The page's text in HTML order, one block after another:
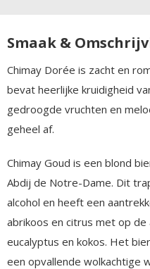
Smaak &
Chimay Dorée is zacht en
bevat heerlijke kruidigheid
gedroogde vruchten en
geheel af.
Chimay Goud is een blond
Abdij de Notre-Dame. Dit
alcohol en heeft een
abrikoos en citrus met op
eucalyptus en kokos. Het
een opvallende wolkachtige